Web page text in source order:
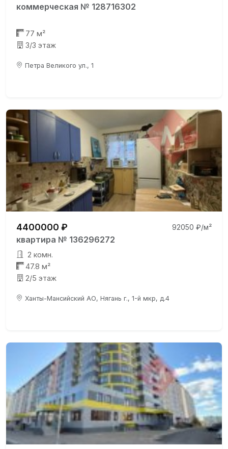
коммерческая № 128716302
77 м²
3/3 этаж
Петра Великого ул., 1
4400000 ₽ 92050 ₽/м²
квартира № 136296272
2 комн.
47.8 м²
2/5 этаж
Ханты-Мансийский АО, Нягань г., 1-й мкр, д.4